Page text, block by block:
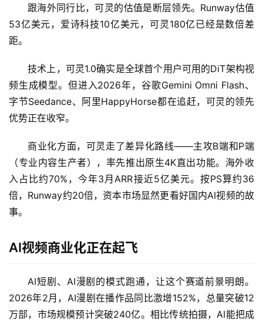
项
目
行
业
好
文
教
程
跟海外同行比，可灵的估值是断层领先。Runway估值
53亿美元，爱诗科技10亿美元，可灵180亿已经是数倍差
距。
技术上，可灵1.0确实是全球首个用户可用的DiT架构视
频生成模型。但进入2026年，谷歌Gemini Omni Flash、
字节Seedance、阿里HappyHorse都在追赶，可灵的领先
优势正在收窄。
商业化方面，可灵走了差异化路线——主攻B端和P端
（专业内容生产者），率先推出原生4K直出功能。海外收
入占比约70%，今年3月ARR接近5亿美元。按PS算约36
倍，Runway约20倍，资本市场显然更看好国内AI视频的故
事。
AI视频商业化正在起飞
AI短剧、AI漫剧的模式跑通，让这个赛道前景明朗。
2026年2月，AI漫剧在播作品同比激增152%，总量突破12
万部，市场规模预计突破240亿。相比传统拍摄，AI能把成